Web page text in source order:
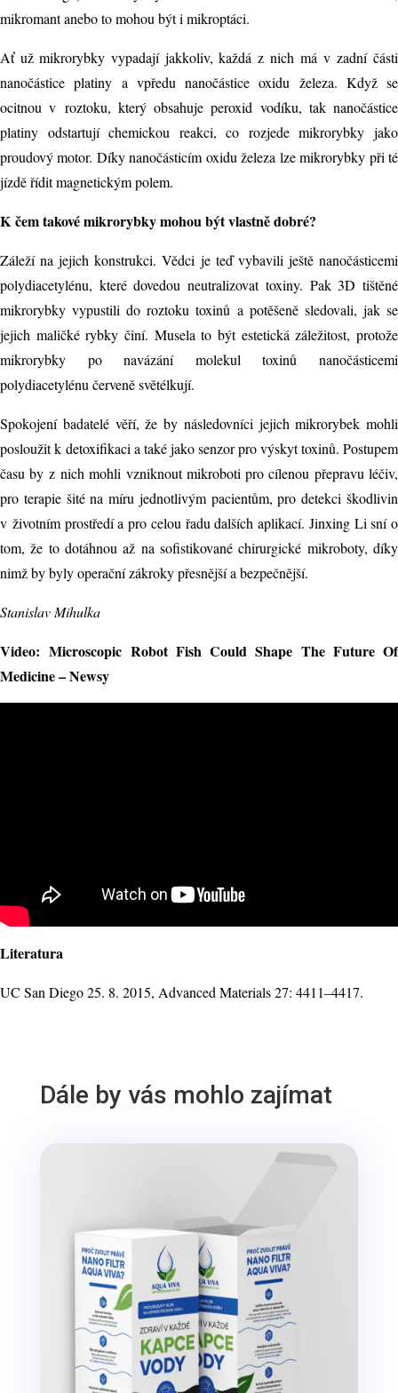
mikromant anebo to mohou být i mikroptáci.
Ať už mikrorybky vypadají jakkoliv, každá z nich má v zadní části
nanočástice platiny a vpředu nanočástice oxidu železa. Když se
ocitnou v roztoku, který obsahuje peroxid vodíku, tak nanočástice
platiny odstartují chemickou reakci, co rozjede mikrorybky jako
proudový motor. Díky nanočásticím oxidu železa lze mikrorybky při té
jízdě řídit magnetickým polem.
K čem takové mikrorybky mohou být vlastně dobré?
Záleží na jejich konstrukci. Vědci je teď vybavili ještě nanočásticemi
polydiacetylénu, které dovedou neutralizovat toxiny. Pak 3D tištěné
mikrorybky vypustili do roztoku toxinů a potěšeně sledovali, jak se
jejich maličké rybky činí. Musela to být estetická záležitost, protože
mikrorybky po navázání molekul toxinů nanočásticemi
polydiacetylénu červeně světélkují.
Spokojení badatelé věří, že by následovníci jejich mikrorybek mohli
posloužit k detoxifikaci a také jako senzor pro výskyt toxinů. Postupem
času by z nich mohli vzniknout mikroboti pro cílenou přepravu léčiv,
pro terapie šité na míru jednotlivým pacientům, pro detekci škodlivin
v životním prostředí a pro celou řadu dalších aplikací. Jinxing Li sní o
tom, že to dotáhnou až na sofistikované chirurgické mikroboty, díky
nimž by byly operační zákroky přesnější a bezpečnější.
Stanislav Mihulka
Video: Microscopic Robot Fish Could Shape The Future Of
Medicine – Newsy
Literatura
UC San Diego 25. 8. 2015, Advanced Materials 27: 4411–4417.
Dále by vás mohlo zajímat